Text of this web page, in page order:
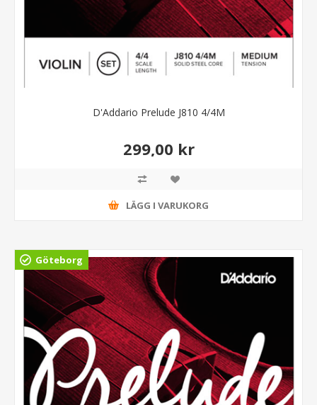
D'Addario Prelude J810 4/4M
299,00 kr
LÄGG I VARUKORG
Göteborg